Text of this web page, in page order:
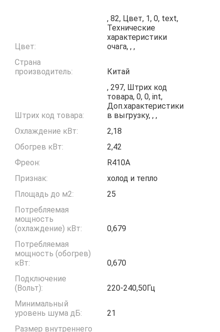
Цвет:
, 82, Цвет, 1, 0, text,
Технические
характеристики
очага, , ,
Страна
производитель:
Китай
Штрих код товара:
, 297, Штрих код
товара, 0, 0, int,
Доп.характеристики
в выгрузку, , ,
Охлаждение кВт:
2,18
Обогрев кВт:
2,42
Фреон:
R410A
Признак:
холод и тепло
Площадь до м2:
25
Потребляемая
мощность
(охлаждение) кВт:
0,679
Потребляемая
мощность (обогрев)
кВт:
0,670
Подключение
(Вольт):
220-240,50Гц
Минимальный
уровень шума дБ:
21
Размер внутреннего